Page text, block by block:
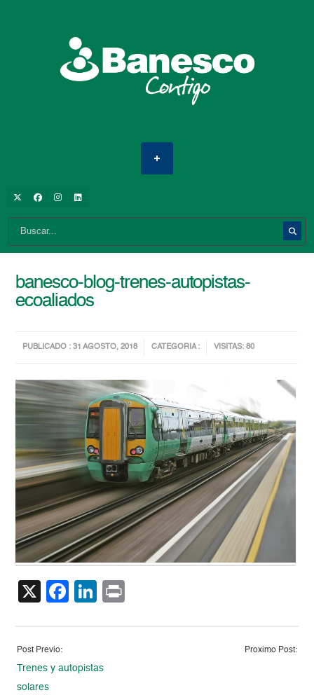
banesco-blog-trenes-autopistas-
ecoaliados
PUBLICADO : 31 AGOSTO, 2018 CATEGORIA : VISITAS: 80
X Facebook
LinkedIn
Post Previo:
Trenes y autopistas
solares
Proximo Post: